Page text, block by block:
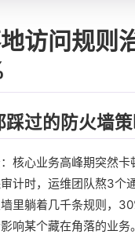
访问规则
过的防火墙策
核心业务高峰期突然
计时，运维团队熬3个
里躺着几千条规则，
某个藏在角落的业务。